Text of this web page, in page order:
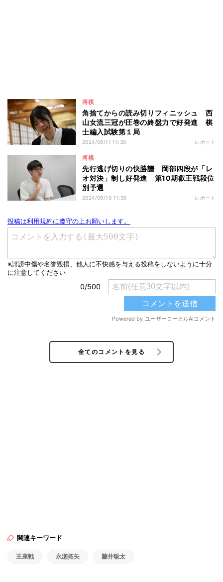
将棋
角捨てからの読み切りフィニッシュ 西
山女流三冠が圧巻の終盤力で好発進 棋
士編入試験第１局
2024/09/11 11:30 レポート
将棋
先行逃げ切りの快勝譜 岡部四段が「レ
オ対決」制し好発進 第10期叡王戦段位
別予選
2024/09/10 11:30 レポート
全てのコメントを見る
関連キーワード
王座戦 永瀬拓矢 藤井聡太